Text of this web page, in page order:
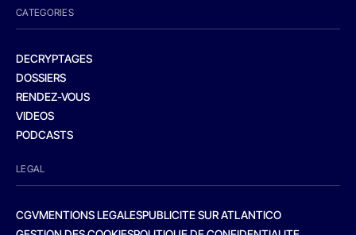
CATEGORIES
DECRYPTAGES
DOSSIERS
RENDEZ-VOUS
VIDEOS
PODCASTS
LEGAL
CGVMENTIONS LEGALESPUBLICITE SUR ATLANTICO